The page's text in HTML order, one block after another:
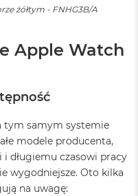
żółtym - FNHG3B/A
Apple Watch
tym samym systemie
modele producenta,
długiemu czasowi pracy
wygodniejsze. Oto kilka
na uwagę: